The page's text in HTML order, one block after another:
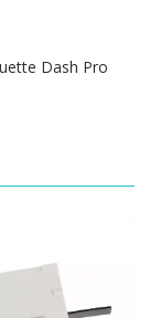
Dash Pro